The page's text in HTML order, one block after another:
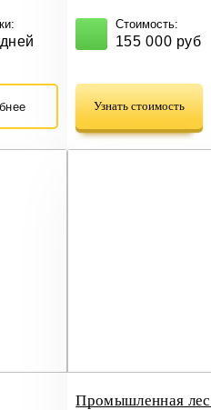
Стоимость:
155 000 руб
Узнать стоимость
Промышленная